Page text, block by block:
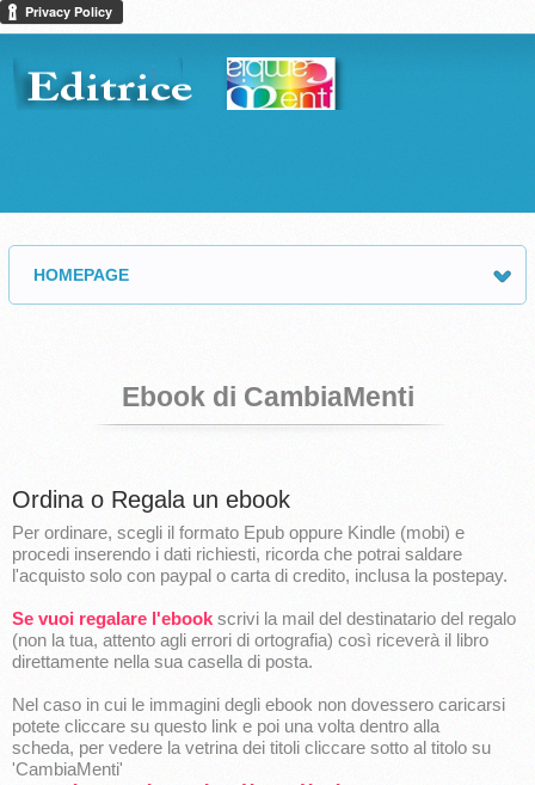
HOMEPAGE
Ebook di CambiaMenti
Ordina o Regala un ebook
Per ordinare, scegli il formato Epub oppure Kindle (mobi) e
procedi inserendo i dati richiesti, ricorda che potrai saldare
l'acquisto solo con paypal o carta di credito, inclusa la postepay.
Se vuoi regalare l'ebook scrivi la mail del destinatario del regalo
(non la tua, attento agli errori di ortografia) così riceverà il libro
direttamente nella sua casella di posta.
Nel caso in cui le immagini degli ebook non dovessero caricarsi
potete cliccare su questo link e poi una volta dentro alla
scheda, per vedere la vetrina dei titoli cliccare sotto al titolo su
'CambiaMenti'